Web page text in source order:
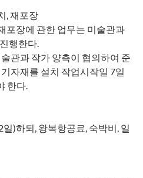
, 재포장
포장에 관한 업무는 미술관과
행한다.
관과 작가 양측이 협의하여 준
자재를 설치 작업시작일 7일
한다.
)하되, 왕복항공료, 숙박비, 일